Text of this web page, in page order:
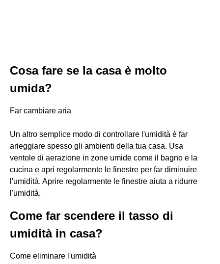
Cosa fare se la casa è molto
umida?
Far cambiare aria
Un altro semplice modo di controllare l'umidità è far
arieggiare spesso gli ambienti della tua casa. Usa
ventole di aerazione in zone umide come il bagno e la
cucina e apri regolarmente le finestre per far diminuire
l'umidità. Aprire regolarmente le finestre aiuta a ridurre
l'umidità.
Come far scendere il tasso di
umidità in casa?
Come eliminare l'umidità